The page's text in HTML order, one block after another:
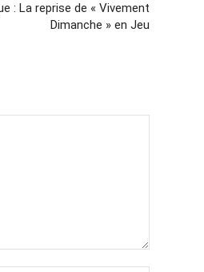
: La reprise de « Vivement
Dimanche » en Jeu